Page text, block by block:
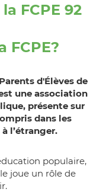
FCPE 92
FCPE?
d'Élèves de
une association
présente sur
dans les
l’étranger.
populaire,
joue un rôle de